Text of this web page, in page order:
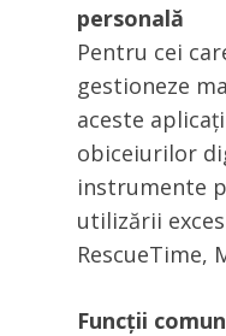
personală
Pentru cei
gestioneze
aceste
obiceiurilor
instrumente
utilizării
RescueTime,
Funcții